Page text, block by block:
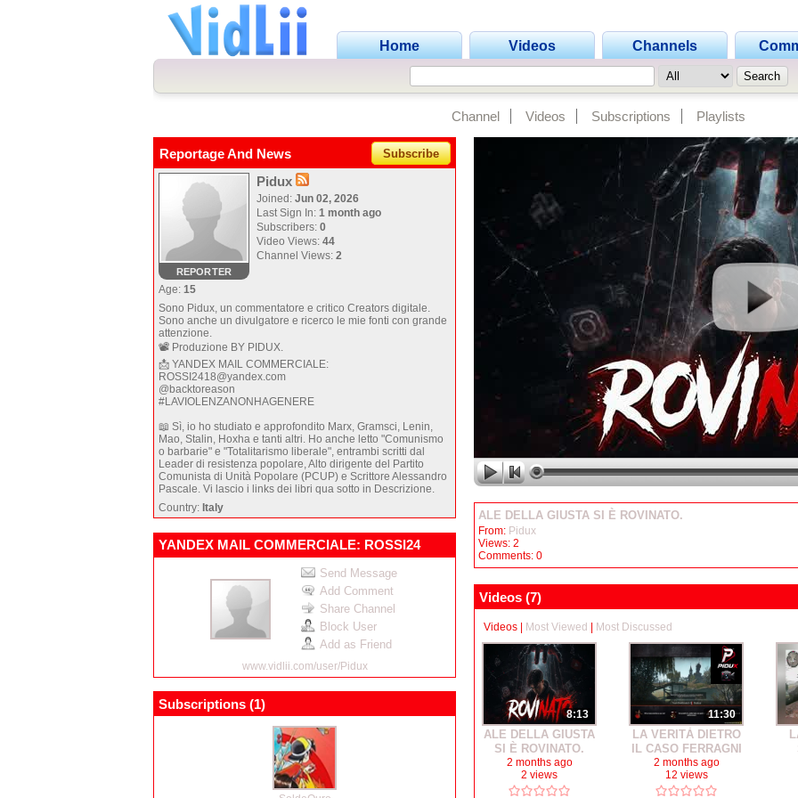
Home Videos Channels
Channel Videos Subscriptions Playlists
Reportage And News Subscribe
REPORTER
Pidux
Joined: Jun 02, 2026
Last Sign In: 1 month ago
Subscribers: 0
Video Views: 44
Channel Views: 2
Age: 15
Sono Pidux, un commentatore e critico Creators digitale.
Sono anche un divulgatore e ricerco le mie fonti con grande
attenzione.
📽️ Produzione BY PIDUX.
📩 YANDEX MAIL COMMERCIALE:
ROSSI2418@yandex.com
@backtoreason
#LAVIOLENZANONHAGENERE
📖 Sì, io ho studiato e approfondito Marx, Gramsci, Lenin,
Mao, Stalin, Hoxha e tanti altri. Ho anche letto "Comunismo
o barbarie" e "Totalitarismo liberale", entrambi scritti dal
Leader di resistenza popolare, Alto dirigente del Partito
Comunista di Unità Popolare (PCUP) e Scrittore Alessandro
Pascale. Vi lascio i links dei libri qua sotto in Descrizione.
Country: Italy
YANDEX MAIL COMMERCIALE: ROSSI24
Send Message
Add Comment
Share Channel
Block User
Add as Friend
www.vidlii.com/user/Pidux
Subscriptions (1)
ALE DELLA GIUSTA SI È ROVINATO.
From: Pidux
Views: 2
Comments: 0
Videos (7)
Videos Most Viewed Most Discussed
8:13
ALE DELLA GIUSTA
SI È ROVINATO.
2 months ago
2 views
11:30
LA VERITÀ DIETRO
IL CASO FERRAGNI
2 months ago
12 views